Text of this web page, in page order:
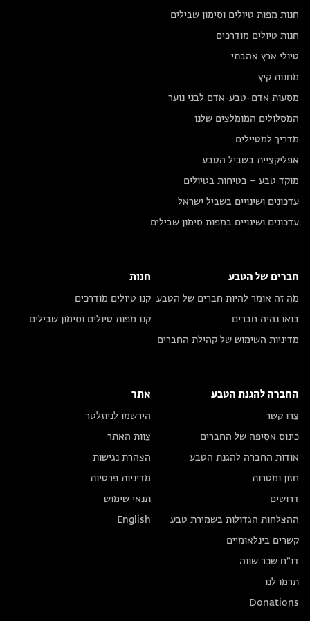
חנות מפות טיולים וסימון שבילים
חנות טיולים מודרכים
טיולי ארץ אהבתי
מחנות קיץ
מסעות אדם-טבע-אדם לבני נוער
המסלולים המומלצים שלנו
מדריך למטיילים
אפליקציית בשביל הטבע
מוקד טבע – בטיחות בטיולים
עדכונים ושינויים בשביל ישראל
עדכונים ושינויים במפות סימון שבילים
חברים של הטבע
מה זה אומר להיות חברים של הטבע
בואו נהיה חברים
מדיניות השימוש של קהילת החברים
חנות
קנו טיולים מודרכים
קנו מפות טיולים וסימון שבילים
החברה להגנת הטבע
צרו קשר
כינוס אסיפה של החברים
אודות החברה להגנת הטבע
חזון ומטרות
דרושים
ההצלחות הגדולות בשמירת טבע
קשרים בינלאומיים
דו״ח שכר שווה
תרמו לנו
Donations
אתר
הירשמו לניוזלטר
צוות האתר
הצהרת נגישות
מדיניות פרטיות
תנאי שימוש
English